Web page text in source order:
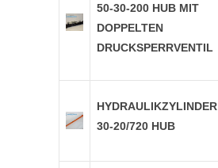
50-30-200 HUB MIT
DOPPELTEN
DRUCKSPERRVENTIL
HYDRAULIKZYLINDER
30-20/720 HUB